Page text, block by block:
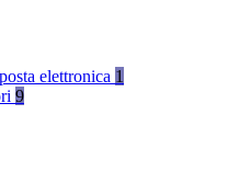
elettronica 1
9